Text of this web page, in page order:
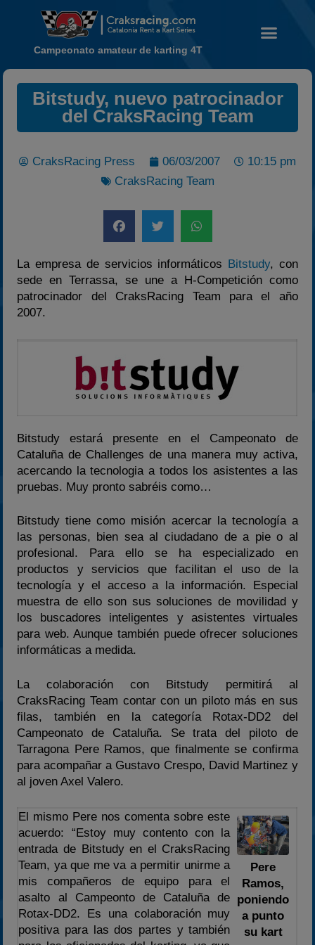
Noticias
Calendario
Carreras finalizadas
Campeonato
2023
Preguntas Frecuentes
Campeonato amateur de karting 4T
Bitstudy, nuevo patrocinador
del CraksRacing Team
CraksRacing Press 06/03/2007
10:15 pm
CraksRacing Team
La empresa de servicios informáticos Bitstudy, con
sede en Terrassa, se une a H-Competición como
patrocinador del CraksRacing Team para el año
2007.
Bitstudy estará presente en el Campeonato de
Cataluña de Challenges de una manera muy activa,
acercando la tecnologia a todos los asistentes a las
pruebas. Muy pronto sabréis como…
Bitstudy tiene como misión acercar la tecnología a
las personas, bien sea al ciudadano de a pie o al
profesional. Para ello se ha especializado en
productos y servicios que facilitan el uso de la
tecnología y el acceso a la información. Especial
muestra de ello son sus soluciones de movilidad y
los buscadores inteligentes y asistentes virtuales
para web. Aunque también puede ofrecer soluciones
informáticas a medida.
La colaboración con Bitstudy permitirá al
CraksRacing Team contar con un piloto más en sus
filas, también en la categoría Rotax-DD2 del
Campeonato de Cataluña. Se trata del piloto de
Tarragona Pere Ramos, que finalmente se confirma
para acompañar a Gustavo Crespo, David Martinez y
al joven Axel Valero.
El mismo Pere nos comenta sobre este
acuerdo: “Estoy muy contento con la
entrada de Bitstudy en el CraksRacing
Team, ya que me va a permitir unirme a
mis compañeros de equipo para el
asalto al Campeonto de Cataluña de
Rotax-DD2. Es una colaboración muy
positiva para las dos partes y también
Pere
Ramos,
poniendo
a punto
su kart